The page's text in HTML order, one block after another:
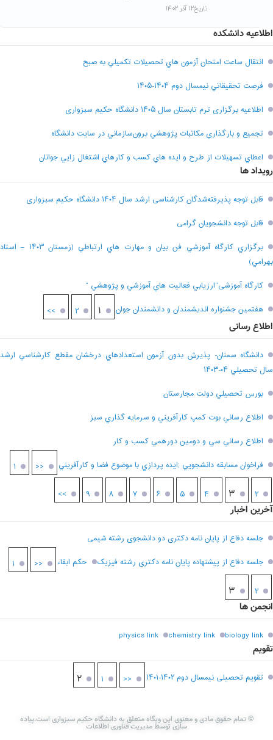
تاریخ۱۲ آذر ۱۴۰۲
اطلاعیه دانشکده
انتقال ساعت امتحان آزمون هاي تحصيلات تکميلي به صبح
فرصت تحقيقاتي نیمسال دوم ۱۴۰۴-۱۴۰۵
اطلاعیه برگزاری ترم تابستان سال ۱۴۰۵ دانشگاه حکیم سبزواری
تجميع و بارگذاري مکاتبات پژوهشي برون‌سازماني در سايت دانشگاه
اعطاي تسهيلات از طرح و ايده هاي کسب و کارهاي اشتغال زايي جوانان
رویداد ها
قابل توجه پذیرفته‌شدگان کارشناسی ارشد سال ۱۴۰۴ دانشگاه حکیم سبزواری
قابل توجه دانشجویان گرامی
برگزاري کارگاه آموزشي فن بيان و مهارت هاي ارتباطي (زمستان ۱۴۰۳ – استاد
بهرامي)
کارگاه آموزشی”ارزيابي فعاليت هاي آموزشي و پژوهشي “
هفتمين جشنواره انديشمندان و دانشمندان جوان
۱ ۲ >>
اطلاع رسانی
دانشگاه سمنان- پذيرش بدون آزمون استعدادهاي درخشان مقطع کارشناسي ارشد
سال تحصيلي ۰۴-۱۴۰۳
بورس تحصيلي دولت مجارستان
اطلاع رساني بوت کمپ کارآفريني و سرمايه گذاري سبز
اطلاع رساني سي و دومين دورهمي کسب و کار
فراخوان مسابقه دانشجويي ;ايده پردازي با موضوع فضا و کارآفريني
<< ۱
۲ ۳ ۴ ۵ ۶ ۷ ۸ ۹ >>
آخرین اخبار
جلسه دفاع از پایان نامه دکتری دو دانشجوی رشته شیمی
جلسه دفاع از پیشنهاده پایان نامه دکتری رشته فیزیک
حکم ابقاء << ۱
۲ ۳
انجمن ها
biology link
chemistry link
physics link
تقویم
تقویم تحصیلی نیمسال دوم ۱۴۰۲-۱۴۰۱ << ۱ ۲
© تمام حقوق مادی و معنوی این وبگاه متعلق به دانشگاه حکیم سبزواری است.پیاده
سازی توسط مدیریت فناوری اطلاعات